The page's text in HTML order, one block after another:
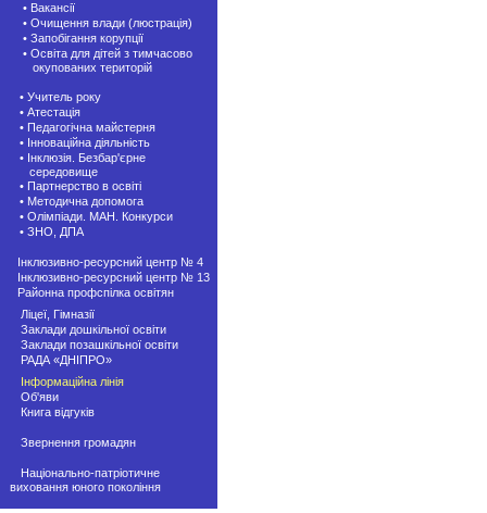
• Вакансії
• Очищення влади (люстрація)
• Запобігання корупції
• Освіта для дітей з тимчасово
окупованих територій
• Учитель року
• Атестація
• Педагогічна майстерня
• Інноваційна діяльність
• Інклюзія. Безбар'єрне
середовище
• Партнерство в освіті
• Методична допомога
• Олімпіади. МАН. Конкурси
• ЗНО, ДПА
Інклюзивно-ресурсний центр № 4
Інклюзивно-ресурсний центр № 13
Районна профспілка освітян
Ліцеї, Гімназії
Заклади дошкільної освіти
Заклади позашкiльної освіти
РАДА «ДНІПРО»
Інформаційна лінія
Об'яви
Книга відгуків
Звернення громадян
Національно-патріотичне
виховання юного покоління